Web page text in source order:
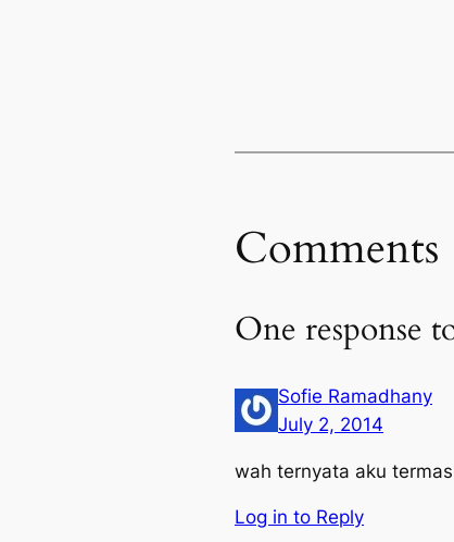
Comments
One response
Sofie Ramadhany
July 2, 2014
wah ternyata aku
Log in to Reply